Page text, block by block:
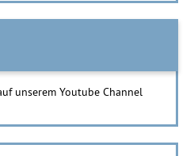
unserem Youtube Channel